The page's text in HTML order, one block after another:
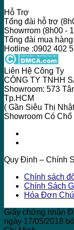
Hỗ Trợ
Tổng đài hỗ trợ
Showrrom (8h00 -
Tổng đài mua
Hotline :0902 402
Liên Hệ Công Ty
CÔNG TY TNHH
Showroom: 573
Tp.HCM
( Gần Siêu Thị
Showroom Có
Quy Định – Chính
Chính sách
Chính Sách
Hóa Đơn
Giấy chứng nhận
ngày 17/05/2018